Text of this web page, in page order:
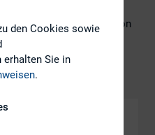
dabei die Perspektive von
stellte den Bezug
den Cookies sowie
Sie in
.